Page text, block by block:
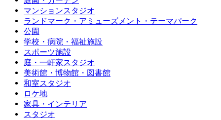
マンションスタジオ
ランドマーク・アミューズメント・テーマパーク
公園
学校・病院・福祉施設
スポーツ施設
庭・一軒家スタジオ
美術館・博物館・図書館
和室スタジオ
ロケ地
家具・インテリア
スタジオ